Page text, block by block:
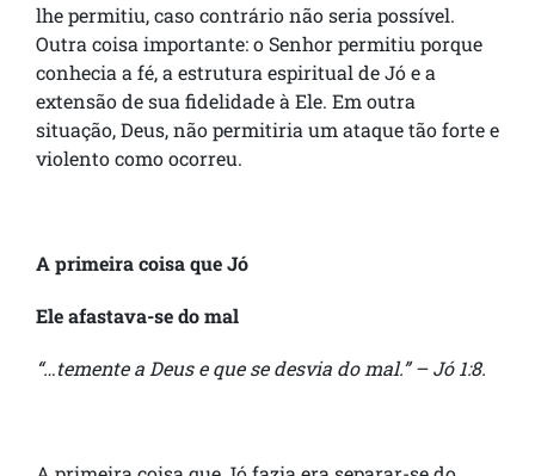
lhe permitiu, caso contrário não seria possível.
Outra coisa importante: o Senhor permitiu porque
conhecia a fé, a estrutura espiritual de Jó e a
extensão de sua fidelidade à Ele. Em outra
situação, Deus, não permitiria um ataque tão forte e
violento como ocorreu.
A primeira coisa que Jó
Ele afastava-se do mal
“…temente a Deus e que se desvia do mal.” – Jó 1:8.